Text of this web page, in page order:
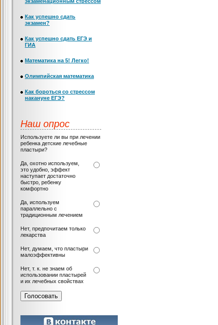
Как успешно сдать
экзамен?
Как успешно сдать ЕГЭ и
ГИА
Математика на 5! Легко!
Олимпийская математика
Как бороться со стрессом
накануне ЕГЭ?
Наш опрос
Используете ли вы при лечении
ребенка детские лечебные
пластыри?
Да, охотно используем,
это удобно, эффект
наступает достаточно
быстро, ребенку
комфортно
Да, используем
параллельно с
традиционным лечением
Нет, предпочитаем только
лекарства
Нет, думаем, что пластыри
малоэффективны
Нет, т. к. не знаем об
использовании пластырей
и их лечебных свойствах